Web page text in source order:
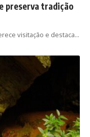
preserva tradição
visitação e destaca…